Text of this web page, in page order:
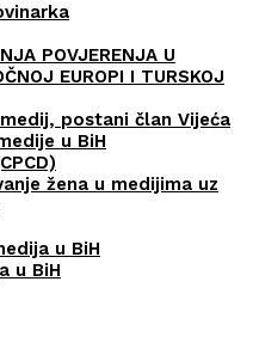
POVJERENJA U
EUROPI I TURSKOJ
postani član Vijeća
u BiH
žena u medijima uz
u BiH
u BiH